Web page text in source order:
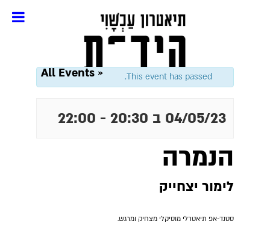
« All Events This event has passed.
04/05/23 ב 20:30 -
22:00
הנמרה
לימור יצחייק
סטנד-אפ תיאטרלי מוסיקלי מצחיק ומרגש.